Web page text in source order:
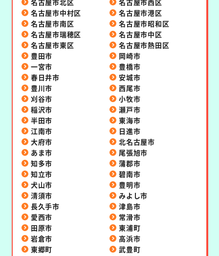
名古屋市中村区
名古屋市港区
名古屋市南区
名古屋市昭和区
名古屋市瑞穂区
名古屋市中区
名古屋市東区
名古屋市熱田区
豊田市
岡崎市
一宮市
豊橋市
春日井市
安城市
豊川市
西尾市
刈谷市
小牧市
稲沢市
瀬戸市
半田市
東海市
江南市
日進市
大府市
北名古屋市
あま市
尾張旭市
知多市
蒲郡市
知立市
碧南市
犬山市
豊明市
清須市
みよし市
長久手市
津島市
愛西市
常滑市
田原市
東浦町
岩倉市
高浜市
東郷町
武豊町